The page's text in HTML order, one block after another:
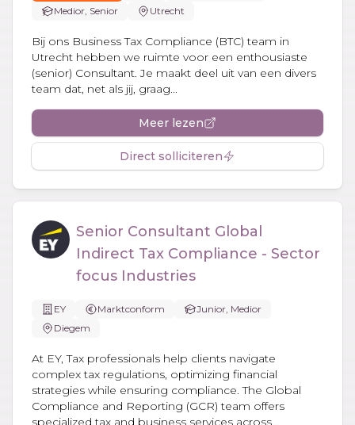
Medior, Senior Utrecht
Bij ons Business Tax Compliance (BTC) team in
Utrecht hebben we ruimte voor een enthousiaste
(senior) Consultant. Je maakt deel uit van een divers
team dat, net als jij, graag...
Meer lezen
Direct solliciteren
Senior Consultant Global
Indirect Tax Compliance - Sector
focus Industries
EY Marktconform
Junior, Medior
Diegem
At EY, Tax professionals help clients navigate
complex tax regulations, optimizing financial
strategies while ensuring compliance. The Global
Compliance and Reporting (GCR) team offers
specialized tax and business services across...